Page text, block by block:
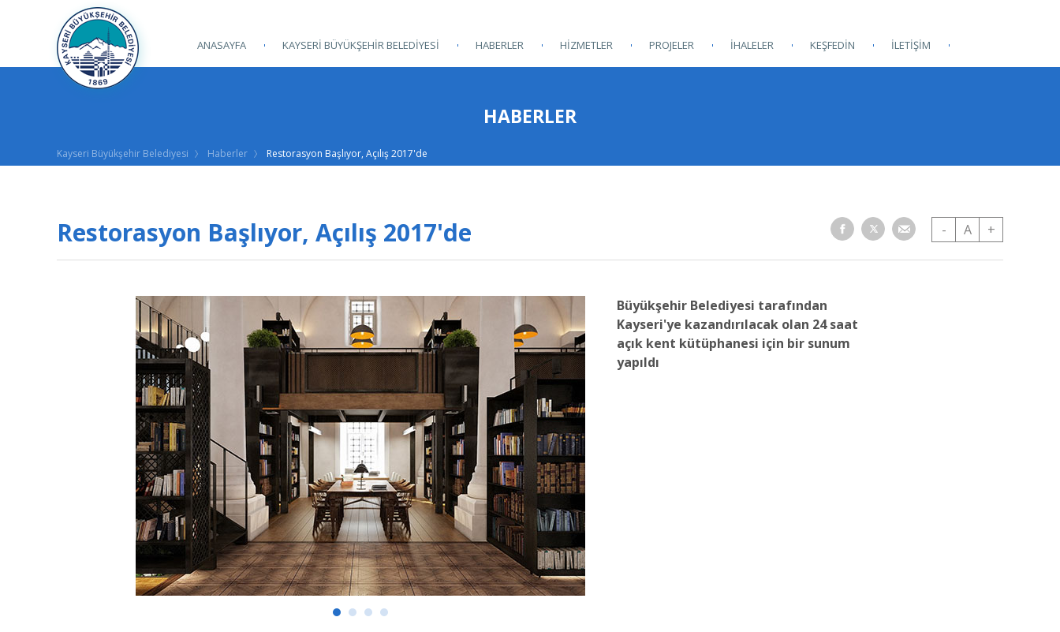
ANASAYFA KAYSERİ BÜYÜKŞEHİR BELEDİYESİ HABERLER HİZMETLER PROJELER İHALELER KEŞFEDİN İLETİŞİM
HABERLER
Kayseri Büyükşehir Belediyesi Haberler Restorasyon Başlıyor, Açılış 2017'de
Restorasyon Başlıyor, Açılış 2017'de - A +
Büyükşehir Belediyesi tarafından
Kayseri'ye kazandırılacak olan 24 saat
açık kent kütüphanesi için bir sunum
yapıldı